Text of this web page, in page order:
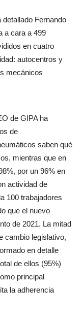
Fernando
a cara a 499
en cuatro
autocentros y
mecánicos
de GIPA ha
de
saben qué
mientras que en
por un 96% en
actividad de
100 trabajadores
que el nuevo
de 2021. La mitad
cambio legislativo,
en detalle
de ellos (95%)
principal
la adherencia